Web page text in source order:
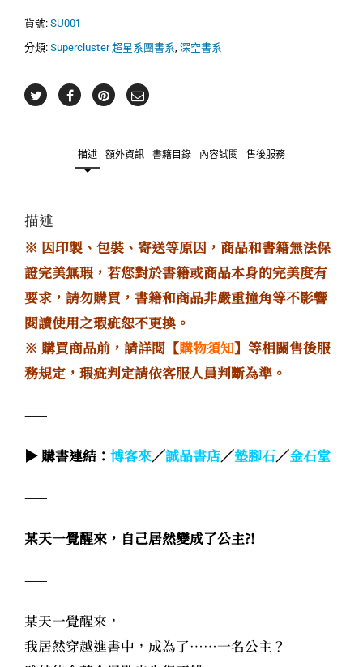
公
01
量
貨號:SU001
分類:Supercluster 超星系團書系, 深空書系
描述 額外資訊 書籍目錄 內容試閱 售後服務
描述
※ 因印製、包裝、寄送等原因，商品和書籍無法保
證完美無瑕，若您對於書籍或商品本身的完美度有
要求，請勿購買，書籍和商品非嚴重撞角等不影響
閱讀使用之瑕疵恕不更換。
※ 購買商品前，請詳閱【購物須知】等相關售後服
務規定，瑕疵判定請依客服人員判斷為準。
——
▶ 購書連結： 博客來／誠品書店／墊腳石／金石堂
——
某天一覺醒來，自己居然變成了公主?!
——
某天一覺醒來，
我居然穿越進書中，成為了……一名公主？